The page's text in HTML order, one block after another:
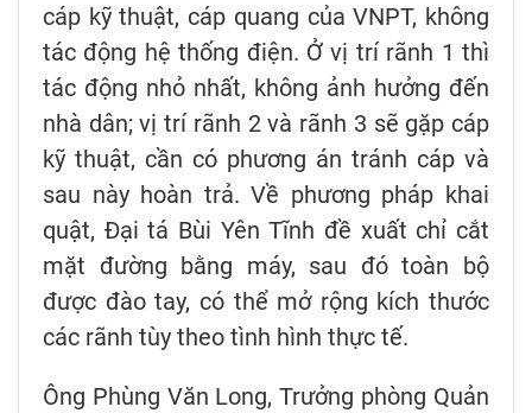
cáp kỹ thuật, cáp quang của VNPT, không
tác động hệ thống điện. Ở vị trí rãnh 1 thì
tác động nhỏ nhất, không ảnh hưởng đến
nhà dân; vị trí rãnh 2 và rãnh 3 sẽ gặp cáp
kỹ thuật, cần có phương án tránh cáp và
sau này hoàn trả. Về phương pháp khai
quật, Đại tá Bùi Yên Tĩnh đề xuất chỉ cắt
mặt đường bằng máy, sau đó toàn bộ
được đào tay, có thể mở rộng kích thước
các rãnh tùy theo tình hình thực tế.
Ông Phùng Văn Long, Trưởng phòng Quản